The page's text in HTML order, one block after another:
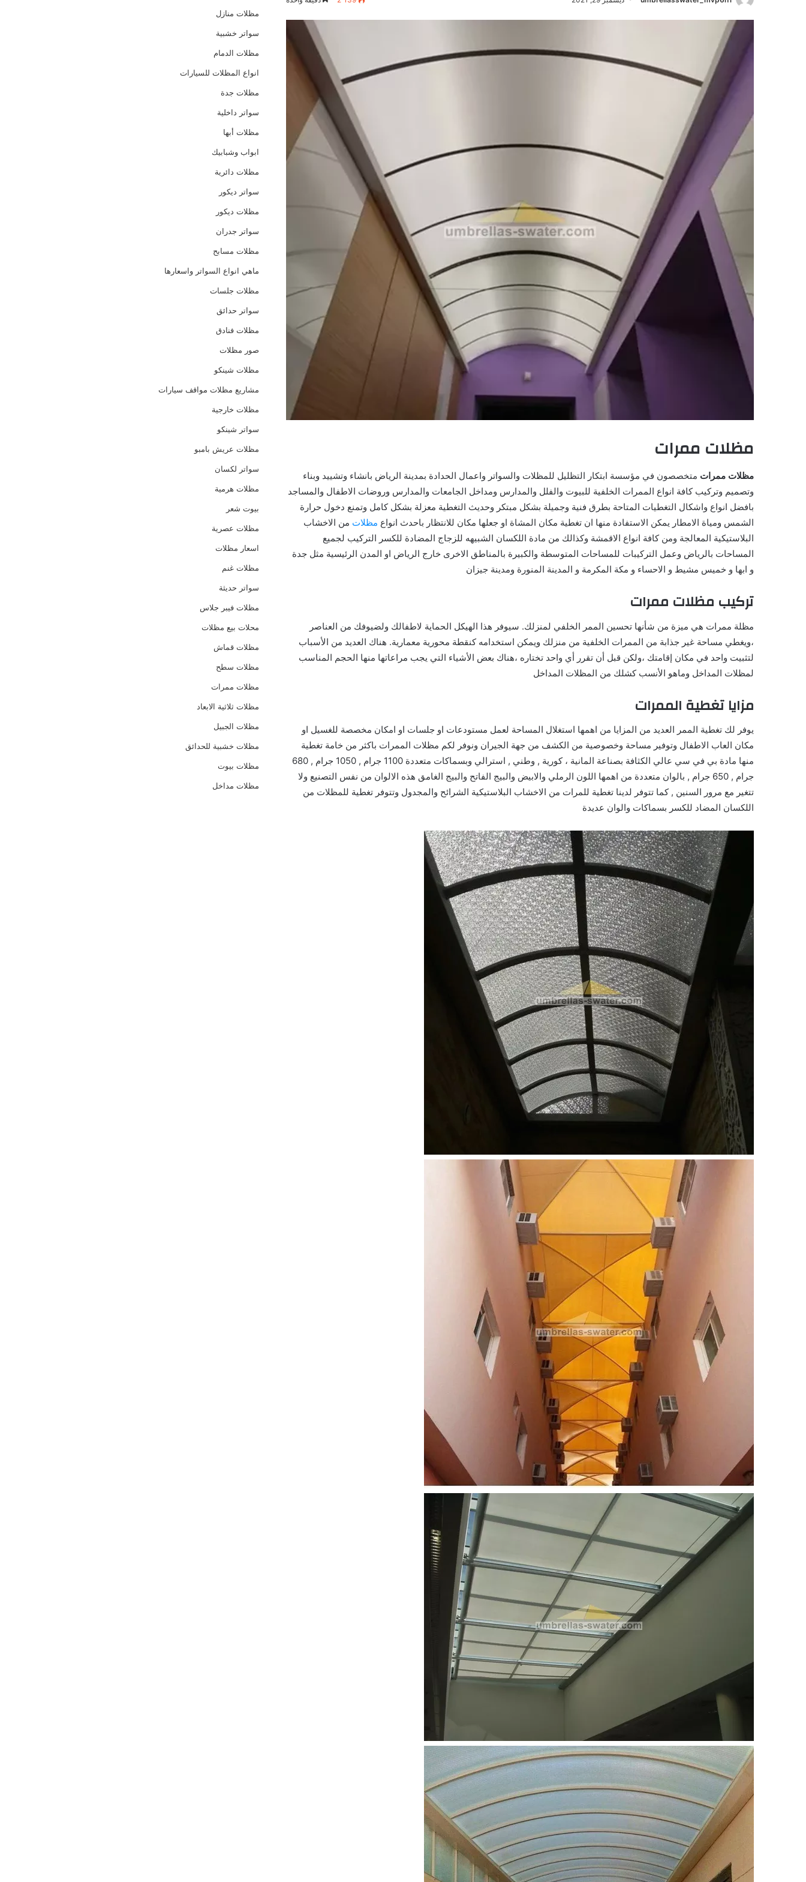
مظلات ممرات
مظلات ممرات متخصصون في مؤسسة ابتكار التظليل للمظلات والسواتر واعمال الحدادة بمدينة الرياض بانشاء وتشييد وبناء
وتصميم وتركيب كافة انواع الممرات الخلفية للبيوت والفلل والمدارس ومداخل الجامعات والمدارس وروضات الاطفال والمساجد
بافضل انواع واشكال التغطيات المتاحة بطرق فنية وجميلة بشكل مبتكر وحديث التغطية معزلة بشكل كامل وتمنع دخول حرارة
الشمس ومياة الامطار يمكن الاستفادة منها ان تغطية مكان المشاة او جعلها مكان للانتظار باحدث انواع مظلات من الاخشاب
البلاستيكية المعالجة ومن كافة انواع الاقمشة وكذالك من مادة اللكسان الشبيهه للزجاج المضادة للكسر التركيب لجميع
المساحات بالرياض وعمل التركيبات للمساحات المتوسطة والكبيرة بالمناطق الاخرى خارج الرياض او المدن الرئيسية مثل جدة
و ابها و خميس مشيط و الاحساء و مكة المكرمة و المدينة المنورة ومدينة جيزان
تركيب مظلات ممرات
مظلة ممرات هي ميزة من شأنها تحسين الممر الخلفي لمنزلك. سيوفر هذا الهيكل الحماية لاطفالك ولضيوفك من العناصر
،ويغطي مساحة غير جذابة من الممرات الخلفية من منزلك ويمكن استخدامه كنقطة محورية معمارية. هناك العديد من الأسباب
لتثبيت واحد في مكان إقامتك ،ولكن قبل أن تقرر أي واحد تختاره ،هناك بعض الأشياء التي يجب مراعاتها منها الحجم المناسب
لمظلات المداخل وماهو الأنسب كشلك من المظلات المداخل
مزايا تغطية الممرات
يوفر لك تغطية الممر العديد من المزايا من اهمها استغلال المساحة لعمل مستودعات او جلسات او امكان مخصصة للغسيل او
مكان العاب الاطفال وتوفير مساحة وخصوصية من الكشف من جهة الجيران ونوفر لكم مظلات الممرات باكثر من خامة تغطية
منها مادة بي في سي عالي الكثافة بصناعة المانية ، كورية , وطني , استرالي وبسماكات متعددة 1100 جرام , 1050 جرام , 680
جرام , 650 جرام , بالوان متعددة من اهمها اللون الرملي والابيض والبيج الفاتح والبيج الغامق هذه الالوان من نفس التصنيع ولا
تتغير مع مرور السنين , كما تتوفر لدينا تغطية للمرات من الاخشاب البلاستيكية الشرائح والمجدول وتتوفر تغطية للمظلات من
اللكسان المضاد للكسر بسماكات والوان عديدة
مظلات منازل
سواتر خشبية
مظلات الدمام
انواع المظلات للسيارات
مظلات جدة
سواتر داخلية
مظلات أبها
ابواب وشبابيك
مظلات دائرية
سواتر ديكور
مظلات ديكور
سواتر جدران
مظلات مسابح
ماهي انواع السواتر واسعارها
مظلات جلسات
سواتر حدائق
مظلات فنادق
صور مظلات
مظلات شينكو
مشاريع مظلات مواقف سيارات
مظلات خارجية
سواتر شينكو
مظلات عريش بامبو
سواتر لكسان
مظلات هرمية
بيوت شعر
مظلات عصرية
اسعار مظلات
مظلات غنم
سواتر حديثة
مظلات فيبر جلاس
محلات بيع مظلات
مظلات قماش
مظلات سطح
مظلات ممرات
مظلات ثلاثية الابعاد
مظلات الجبيل
مظلات خشبية للحدائق
مظلات بيوت
مظلات مداخل